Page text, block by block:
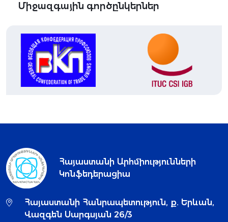
Միջազգային գործընկերներ
Հայաստանի Արհմիությունների
Կոնֆեդերացիա
Հայաստանի Հանրապետություն, ք. Երևան,
Վազգեն Սարգսյան 26/3